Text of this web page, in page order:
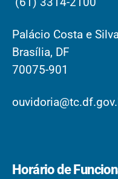
Palácio Costa e
Brasília, DF
70075-901
Horário de